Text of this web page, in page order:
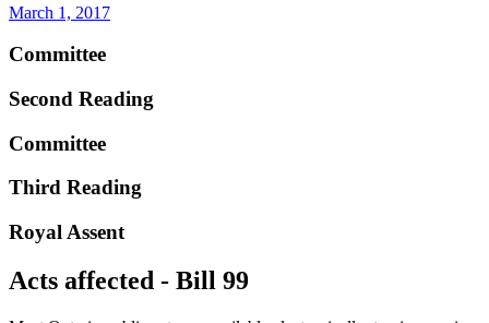
March 1, 2017
Committee
Second Reading
Committee
Third Reading
Royal Assent
Acts affected - Bill 99